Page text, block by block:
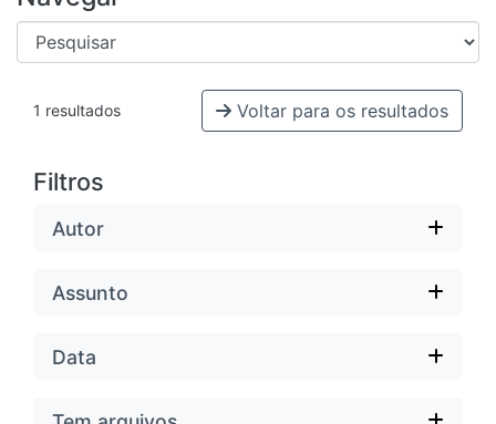
1 resultados Voltar para os resultados
Filtros
Autor
Assunto
Data